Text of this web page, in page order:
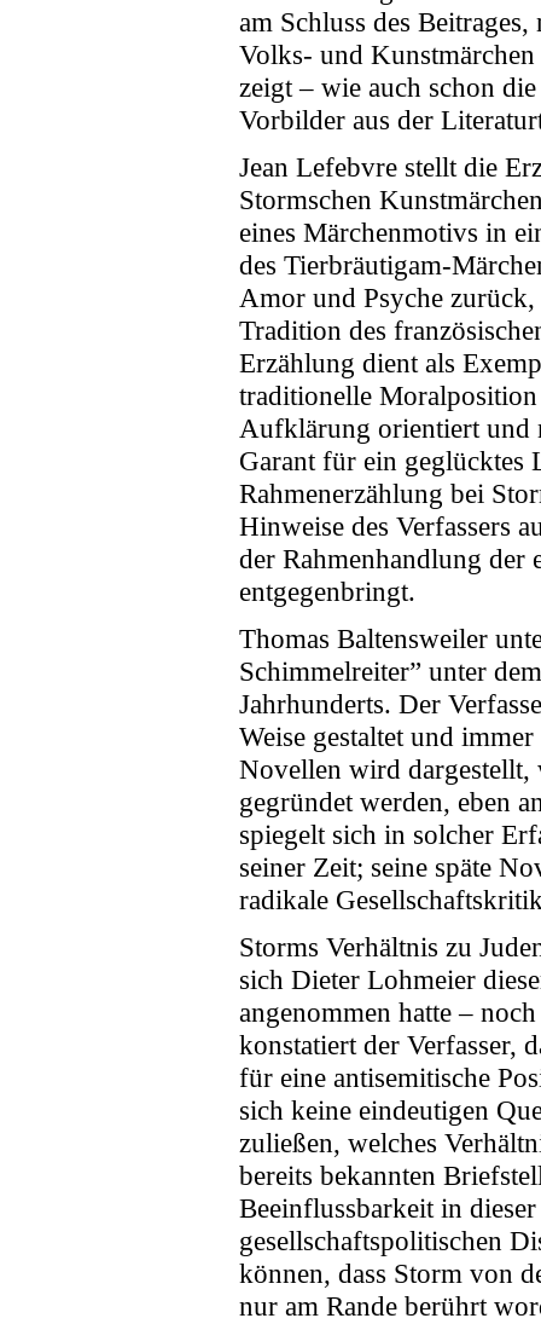
am Schluss des
Volks- und
zeigt – wie auch schon
Vorbilder aus der
Jean Lefebvre stellt die
Stormschen
eines Märchenmotivs in
des Tierbräutigam-
Amor und Psyche zurück,
Tradition des
Erzählung dient als
traditionelle
Aufklärung orientiert und
Garant für ein geglücktes
Rahmenerzählung bei
Hinweise des Verfassers
der Rahmenhandlung der
entgegenbringt.
Thomas Baltensweiler
Schimmelreiter” unter
Jahrhunderts. Der
Weise gestaltet und
Novellen wird dargestellt,
gegründet werden, eben
spiegelt sich in solcher
seiner Zeit; seine späte
radikale
Storms Verhältnis zu
sich Dieter Lohmeier
angenommen hatte –
konstatiert der Verfasser,
für eine antisemitische
sich keine eindeutigen
zuließen, welches
bereits bekannten
Beeinflussbarkeit in
gesellschaftspolitischen
können, dass Storm von
nur am Rande berührt